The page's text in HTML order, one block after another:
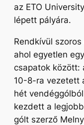
az ETO
lépett pályára.
Rendkívül
ahol egyetlen
csapatok között:
10-8-ra vezetett
hét
kezdett a
gólt szerző